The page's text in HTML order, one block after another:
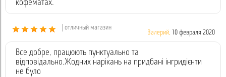
кофематах.
| отличный магазин
Валерий, 10 февраля 2020
Все добре, працюють пунктуально та
відповідально.Жодних нарікань на придбані інгридієнти
не було